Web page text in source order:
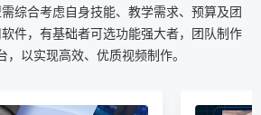
综合考虑自身技能、教学需求、预算及团
件，有基础者可选功能强大者，团队制作
，以实现高效、优质视频制作。